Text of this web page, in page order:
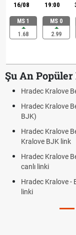
16/08 19:00
MS 1
1.68
MS 0
2.99
Şu An
Hradec Kralove
Hradec Kralove
BJK)
Hradec Kralove
Kralove BJK link
Hradec Kralove
canlı linki
Hradec Kralove -
linki